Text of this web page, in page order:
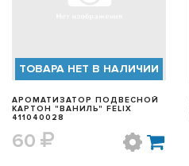
ТОВАРА НЕТ В НАЛИЧИИ
АРОМАТИЗАТОР ПОДВЕСНОЙ
КАРТОН "ВАНИЛЬ" FELIX
411040028
60